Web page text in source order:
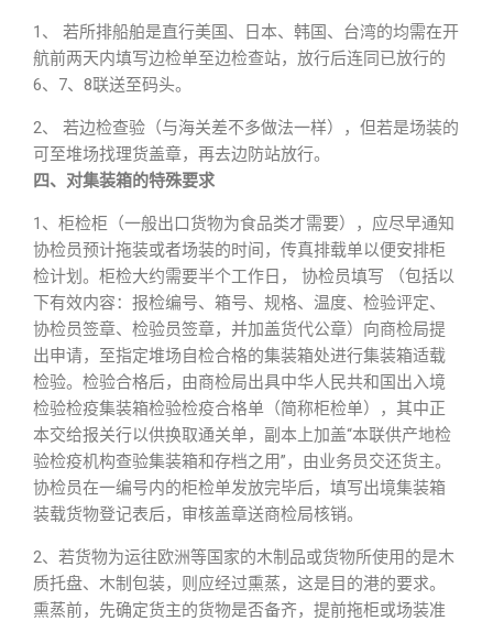
1、 若所排船舶是直行美国、日本、韩国、台湾的均需在开
航前两天内填写边检单至边检查站，放行后连同已放行的
6、7、8联送至码头。
2、 若边检查验（与海关差不多做法一样），但若是场装的
可至堆场找理货盖章，再去边防站放行。
四、对集装箱的特殊要求
1、柜检柜（一般出口货物为食品类才需要），应尽早通知
协检员预计拖装或者场装的时间，传真排载单以便安排柜
检计划。柜检大约需要半个工作日， 协检员填写 （包括以
下有效内容：报检编号、箱号、规格、温度、检验评定、
协检员签章、检验员签章，并加盖货代公章）向商检局提
出申请，至指定堆场自检合格的集装箱处进行集装箱适载
检验。检验合格后，由商检局出具中华人民共和国出入境
检验检疫集装箱检验检疫合格单（简称柜检单），其中正
本交给报关行以供换取通关单，副本上加盖“本联供产地检
验检疫机构查验集装箱和存档之用”，由业务员交还货主。
协检员在一编号内的柜检单发放完毕后，填写出境集装箱
装载货物登记表后，审核盖章送商检局核销。
2、若货物为运往欧洲等国家的木制品或货物所使用的是木
质托盘、木制包装，则应经过熏蒸，这是目的港的要求。
熏蒸前，先确定货主的货物是否备齐，提前拖柜或场装准